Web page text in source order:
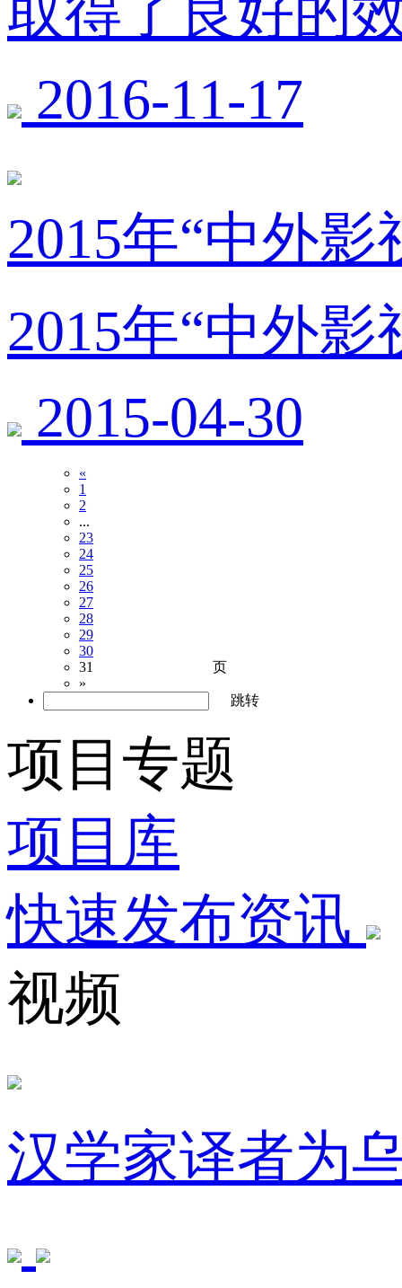
取得了良好的
2016-11-17
2015年“中外
2015年“中外
2015-04-30
«
1
2
...
23
24
25
26
27
28
29
30
31
»
页
跳转
项目专题
项目库
快速发布资讯
视频
汉学家译者为